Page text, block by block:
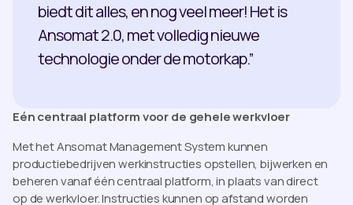
biedt dit alles, en nog veel meer! Het is
Ansomat 2.0, met volledig nieuwe
technologie onder de motorkap.”
Eén centraal platform voor de gehele werkvloer
Met het Ansomat Management System kunnen
productiebedrijven werkinstructies opstellen, bijwerken en
beheren vanaf één centraal platform, in plaats van direct
op de werkvloer. Instructies kunnen op afstand worden